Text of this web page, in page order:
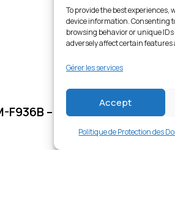
To provide the best experiences,
device information. Consenting
browsing behavior or unique
adversely affect certain
Gérer les services
Accept
Politique de Protection des
F936B – Noir